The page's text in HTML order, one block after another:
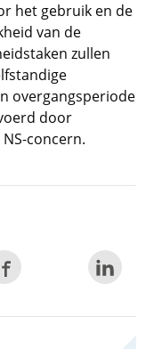
het gebruik en de
van de
zullen
overgangsperiode
door
concern.